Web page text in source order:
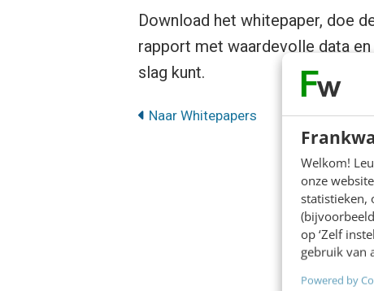
Welkom!
onze
statistieken,
op ‘Zelf
gebruik van
Powered by
Download het whitepaper, doe
rapport met waardevolle data
slag kunt.
Naar Whitepapers